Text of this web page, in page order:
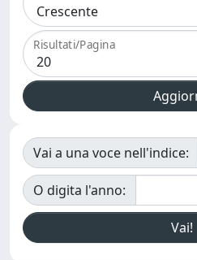
Risultati/Pagina
Vai a una voce nell'indice:
O digita l'anno: